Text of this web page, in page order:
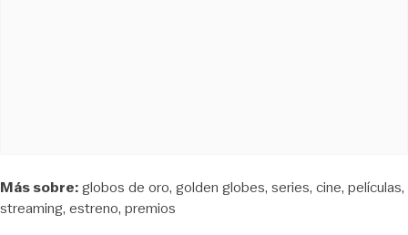
Más sobre:globos de oro golden globes series cine películas
streaming estreno premios